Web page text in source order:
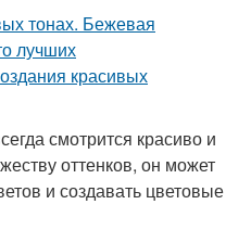
смотрится красиво и
оттенков, он может
и создавать цветовые